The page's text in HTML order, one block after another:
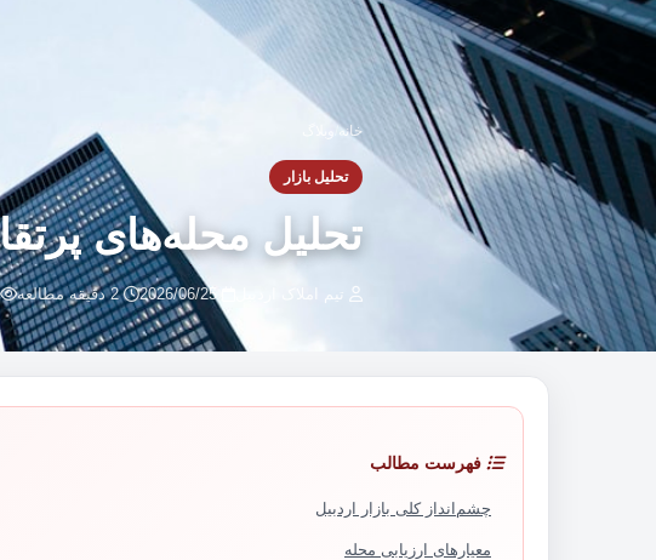
خانه
تحلیل بازار
تحلیل محله‌های
تیم املاک اردبیل 2026/06/25 2 دقیقه مطالعه
فهرست مطالب
چشم‌انداز کلی بازار اردبیل
معیارهای ارزیابی محله